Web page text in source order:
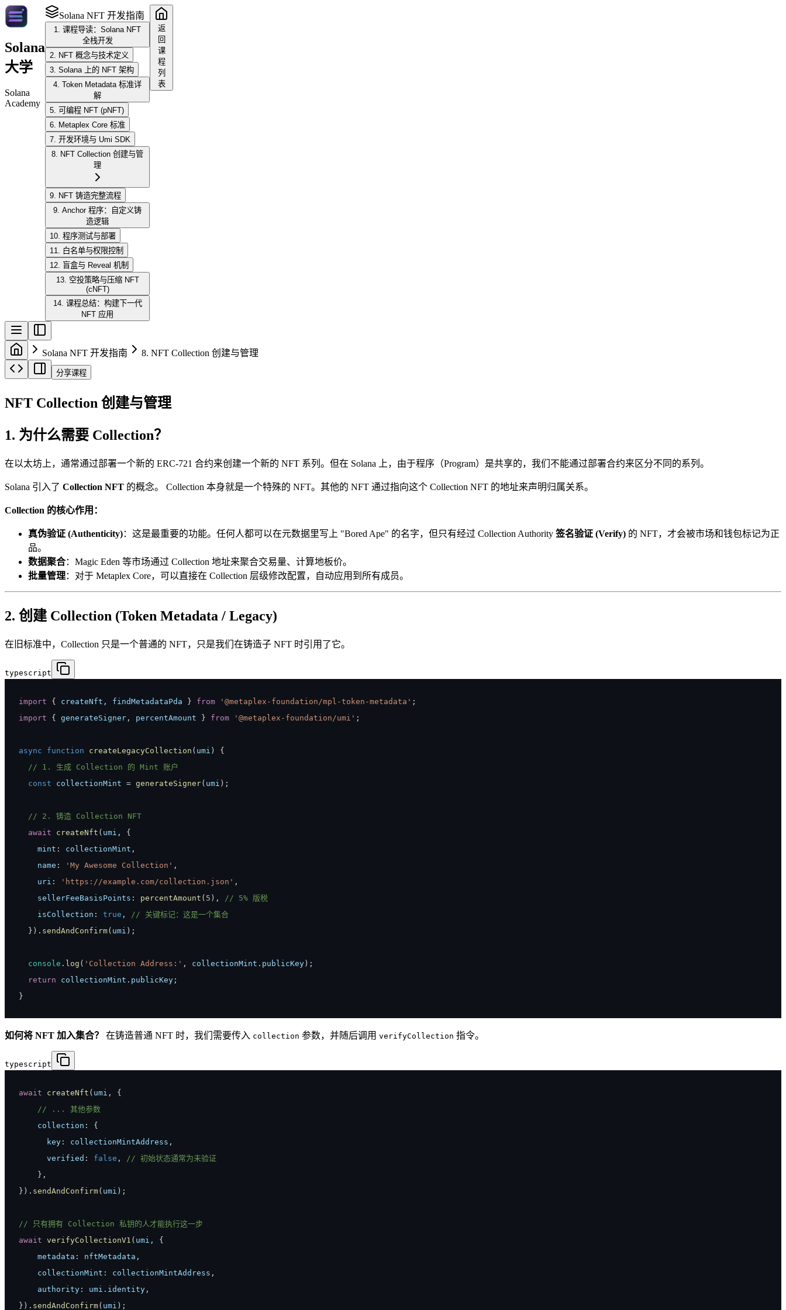
Solana
大学
Solana
Academy
Solana NFT 开发指南
1. 课程导读：Solana NFT
全栈开发
2. NFT 概念与技术定义
3. Solana 上的 NFT 架构
4. Token Metadata 标准详
解
5. 可编程 NFT (pNFT)
6. Metaplex Core 标准
7. 开发环境与 Umi SDK
8. NFT Collection 创建与管
理
9. NFT 铸造完整流程
9. Anchor 程序：自定义铸
造逻辑
10. 程序测试与部署
11. 白名单与权限控制
12. 盲盒与 Reveal 机制
13. 空投策略与压缩 NFT
(cNFT)
14. 课程总结：构建下一代
NFT 应用
返
回
课
程
列
表
Solana NFT 开发指南 8. NFT Collection 创建与管理
分享课程
NFT Collection 创建与管理
1. 为什么需要 Collection？
在以太坊上，通常通过部署一个新的 ERC-721 合约来创建一个新的 NFT 系列。但在 Solana 上，由于程序（Program）是共享的，我们不能通过部署合约来区分不同的系列。
Solana 引入了 Collection NFT 的概念。 Collection 本身就是一个特殊的 NFT。其他的 NFT 通过指向这个 Collection NFT 的地址来声明归属关系。
Collection 的核心作用：
真伪验证 (Authenticity)：这是最重要的功能。任何人都可以在元数据里写上 "Bored Ape" 的名字，但只有经过 Collection Authority 签名验证 (Verify) 的 NFT，才会被市场和钱包标记为正
品。
数据聚合：Magic Eden 等市场通过 Collection 地址来聚合交易量、计算地板价。
批量管理：对于 Metaplex Core，可以直接在 Collection 层级修改配置，自动应用到所有成员。
2. 创建 Collection (Token Metadata / Legacy)
在旧标准中，Collection 只是一个普通的 NFT，只是我们在铸造子 NFT 时引用了它。
typescript
import { createNft , findMetadataPda } from '@metaplex-foundation/mpl-token-metadata' ;
import
{ generateSigner , percentAmount } from '@metaplex-foundation/umi' ;
async function createLegacyCollection ( umi )
{
// 1. 生成 Collection 的 Mint 账户
const collectionMint = generateSigner( umi ) ;
// 2. 铸造 Collection NFT
await
createNft ( umi ,
{
    mint
: collectionMint ,
    name
: 'My Awesome Collection' ,
    uri
: 'https://example.com/collection.json' ,
    sellerFeeBasisPoints
: percentAmount ( 5 ) ,
// 5% 版税
    isCollection
: true ,
// 关键标记：这是一个集合
} ) . sendAndConfirm( umi ) ;
console . log ( 'Collection Address:' , collectionMint . publicKey) ;
return collectionMint . publicKey ;
}
如何将 NFT 加入集合？ 在铸造普通 NFT 时，我们需要传入 collection 参数，并随后调用 verifyCollection 指令。
typescript
await createNft ( umi ,
{
// ... 其他参数
    collection
:
{
      key
: collectionMintAddress ,
      verified
: false ,
// 初始状态通常为未验证
} ,
} ) . sendAndConfirm( umi ) ;
// 只有拥有 Collection 私钥的人才能执行这一步
await verifyCollectionV1 ( umi ,
{
    metadata
: nftMetadata ,
    collectionMint
: collectionMintAddress ,
    authority
: umi . identity ,
} ) . sendAndConfirm( umi ) ;